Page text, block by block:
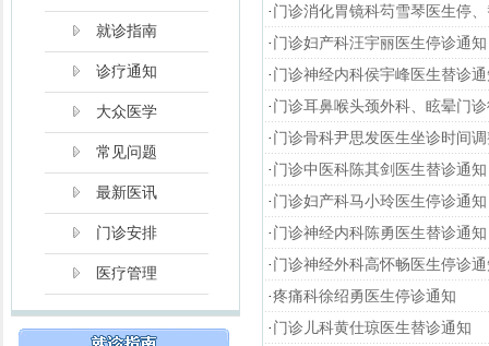
就诊指南
诊疗通知
大众医学
常见问题
最新医讯
门诊安排
医疗管理
· 门诊消化胃镜科芶雪琴医生停
· 门诊妇产科汪宇丽医生停诊通知
· 门诊神经内科侯宇峰医生替诊
· 门诊耳鼻喉头颈外科、眩晕门
· 门诊骨科尹思发医生坐诊时间
· 门诊中医科陈其剑医生替诊通知
· 门诊妇产科马小玲医生停诊通知
· 门诊神经内科陈勇医生替诊通知
· 门诊神经外科高怀畅医生停诊
·疼痛科徐绍勇医生停诊通知
· 门诊儿科黄仕琼医生替诊通知